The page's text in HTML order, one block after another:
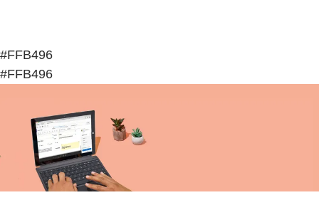
#FFB496
#FFB496